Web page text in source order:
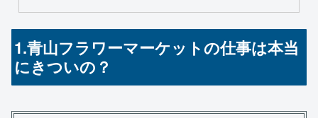
1.青山フラワーマーケットの仕事は本当
にきついの？